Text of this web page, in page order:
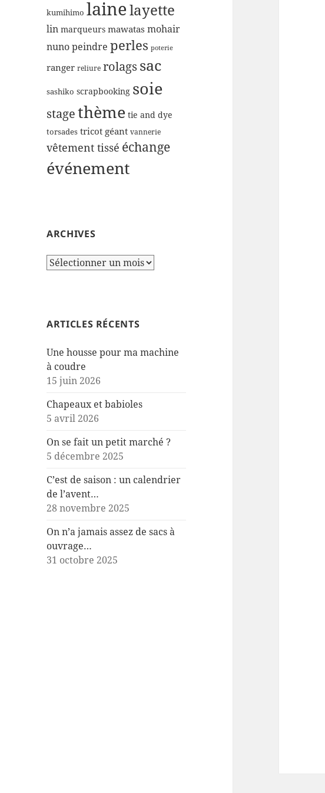
kumihimo lainelayette
lin marqueurs mawatas mohair
nunopeindre perles poterie
ranger reliure rolags sac
sashiko scrapbooking soie
stagethème tie and dye
torsades tricot géant vannerie
vêtement tissé échange
événement
ARCHIVES
Archives
ARTICLES RÉCENTS
Une housse pour ma machine
à coudre
15 juin 2026
Chapeaux et babioles
5 avril 2026
On se fait un petit marché ?
5 décembre 2025
C’est de saison : un calendrier
de l’avent…
28 novembre 2025
On n’a jamais assez de sacs à
ouvrage…
31 octobre 2025